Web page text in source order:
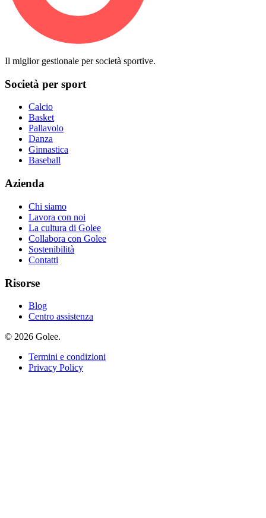
Il miglior gestionale per società sportive.
Società per sport
Calcio
Basket
Pallavolo
Danza
Ginnastica
Baseball
Azienda
Chi siamo
Lavora con noi
La cultura di Golee
Collabora con Golee
Sostenibilità
Contatti
Risorse
Blog
Centro assistenza
© 2026 Golee.
Termini e condizioni
Privacy Policy